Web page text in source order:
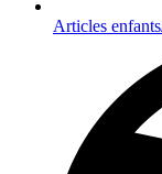
Articles